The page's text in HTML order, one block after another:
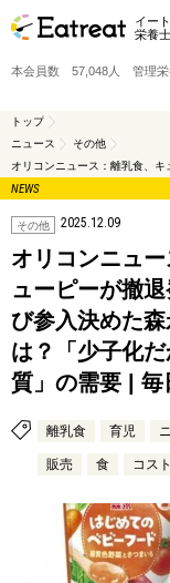
イー
栄養
本会員数 57,048人 管理栄
トップ
ニュース
その他
NEWS
その他 2025.12.09
オリコンニュ
ューピーが撤
び参入決めた
は？「少子化
質」の需要 | 毎
離乳食 育児
販売 食 コスト